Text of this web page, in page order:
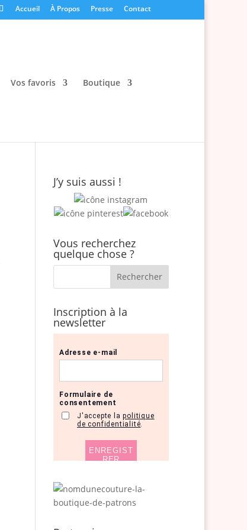
Accueil À Propos Presse Contact
Vos favoris Boutique
J’y suis aussi !
Vous recherchez
quelque chose ?
Inscription à la
newsletter